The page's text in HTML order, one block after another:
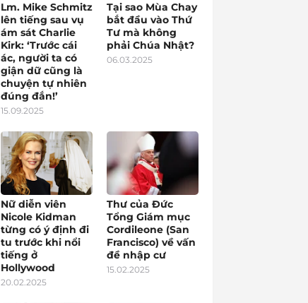
Lm. Mike Schmitz
lên tiếng sau vụ
ám sát Charlie
Kirk: ‘Trước cái
ác, người ta có
giận dữ cũng là
chuyện tự nhiên
đúng đắn!’
15.09.2025
Tại sao Mùa Chay
bắt đầu vào Thứ
Tư mà không
phải Chúa Nhật?
06.03.2025
Nữ diễn viên
Nicole Kidman
từng có ý định đi
tu trước khi nổi
tiếng ở
Hollywood
20.02.2025
Thư của Đức
Tổng Giám mục
Cordileone (San
Francisco) về vấn
đề nhập cư
15.02.2025